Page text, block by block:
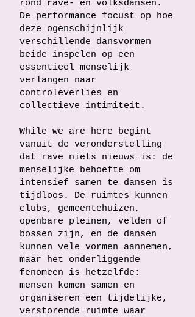
rond rave- en volksdansen.
De performance focust op hoe
deze ogenschijnlijk
verschillende dansvormen
beide inspelen op een
essentieel menselijk
verlangen naar
controleverlies en
collectieve intimiteit.
While we are here begint
vanuit de veronderstelling
dat rave niets nieuws is: de
menselijke behoefte om
intensief samen te dansen is
tijdloos. De ruimtes kunnen
clubs, gemeentehuizen,
openbare pleinen, velden of
bossen zijn, en de dansen
kunnen vele vormen aannemen,
maar het onderliggende
fenomeen is hetzelfde:
mensen komen samen en
organiseren een tijdelijke,
verstorende ruimte waar